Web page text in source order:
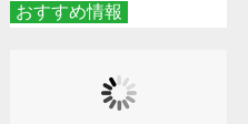
おすすめ情報
ダーメイドする魅力と選
び方